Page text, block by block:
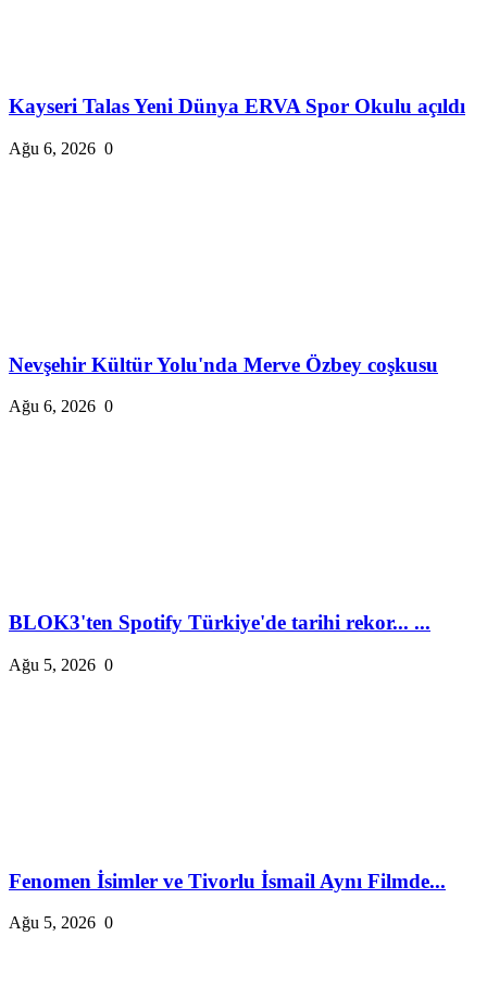
Kayseri Talas Yeni Dünya ERVA Spor Okulu açıldı
Ağu 6, 2026 0
Nevşehir Kültür Yolu'nda Merve Özbey coşkusu
Ağu 6, 2026 0
BLOK3'ten Spotify Türkiye'de tarihi rekor... ...
Ağu 5, 2026 0
Fenomen İsimler ve Tivorlu İsmail Aynı Filmde...
Ağu 5, 2026 0